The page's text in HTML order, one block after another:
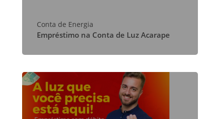
Conta de Energia
Empréstimo na Conta de Luz Acarape